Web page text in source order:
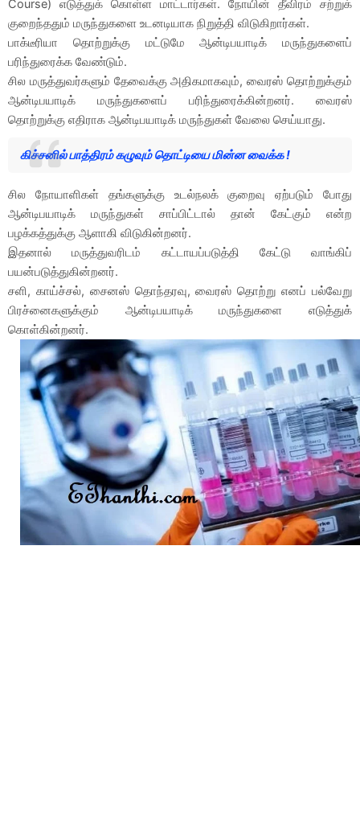
Course) எடுத்துக் கொள்ள மாட்டார்கள். நோயின் தீவிரம் சற்றுக்
குறைந்ததும் மருந்துகளை உடனடியாக நிறுத்தி விடுகிறார்கள்.
பாக்டீரியா தொற்றுக்கு மட்டுமே ஆன்டிபயாடிக் மருந்துகளைப்
பரிந்துரைக்க வேண்டும்.
சில மருத்துவர்களும் தேவைக்கு அதிகமாகவும், வைரஸ் தொற்றுக்கும்
ஆன்டிபயாடிக் மருந்துகளைப் பரிந்துரைக்கின்றனர். வைரஸ்
தொற்றுக்கு எதிராக ஆன்டிபயாடிக் மருந்துகள் வேலை செய்யாது.
கிச்சனில் பாத்திரம் கழுவும் தொட்டியை மின்ன வைக்க !
சில நோயாளிகள் தங்களுக்கு உடல்நலக் குறைவு ஏற்படும் போது
ஆன்டிபயாடிக் மருந்துகள் சாப்பிட்டால் தான் கேட்கும் என்ற
பழக்கத்துக்கு ஆளாகி விடுகின்றனர்.
இதனால் மருத்துவரிடம் கட்டாயப்படுத்தி கேட்டு வாங்கிப்
பயன்படுத்துகின்றனர்.
சளி, காய்ச்சல், சைனஸ் தொந்தரவு, வைரஸ் தொற்று எனப் பல்வேறு
பிரச்னைகளுக்கும் ஆன்டிபயாடிக் மருந்துகளை எடுத்துக்
கொள்கின்றனர்.